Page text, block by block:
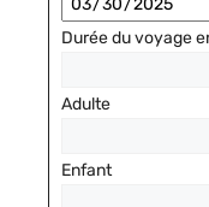
Durée du voyage
Adulte
Enfant